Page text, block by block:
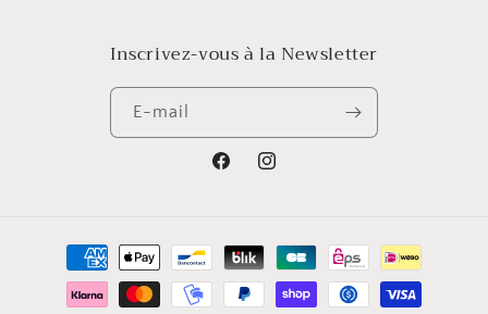
Inscrivez-vous à la Newsletter
E-mail
FacebookInstagram
Moyens
paiement